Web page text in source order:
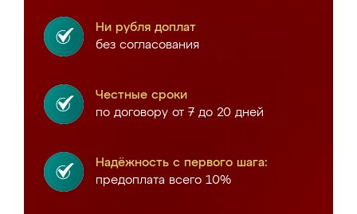
Ни рубля доплат
без согласования
Честные сроки
по договору от 7 до 20 дней
Надёжность с первого шага:
предоплата всего 10%